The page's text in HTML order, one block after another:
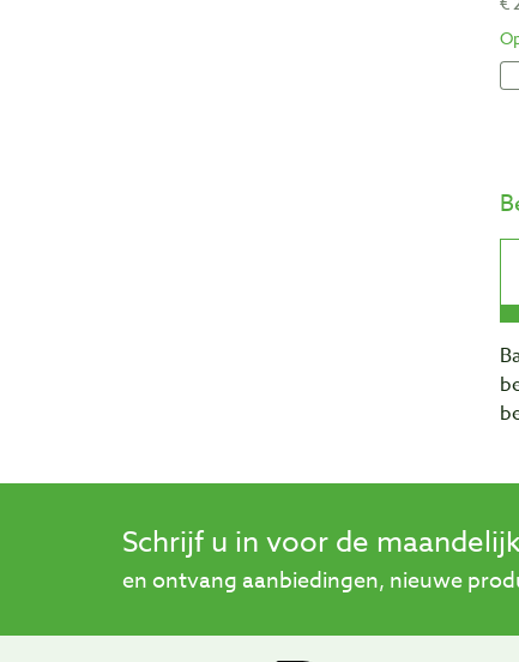
Schrijf u in voor de
en ontvang aanbiedingen, nieuwe